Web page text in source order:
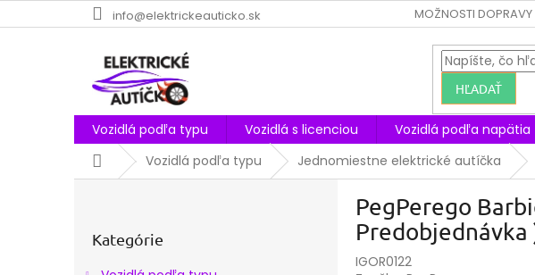
na
info@elektrickeauticko.sk MOŽNOSTI DOPRAVY
HĽADAŤ
Vozidlá podľa typu Vozidlá s licenciou Vozidlá podľa napätia
DomovVozidlá podľa typu Jednomiestne elektrické autíčka
kategórie
Kategórie
PegPerego
Predobjednávka
IGOR0122